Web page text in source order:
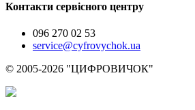
Контакти сервісного центру
096 270 02 53
service@cyfrovychok.ua
© 2005-2026 "ЦИФРОВИЧОК"